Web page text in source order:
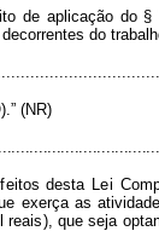
de aplicação do §
decorrentes do
(NR)
feitos desta Lei Co
exerça as atividad
l reais), que seja